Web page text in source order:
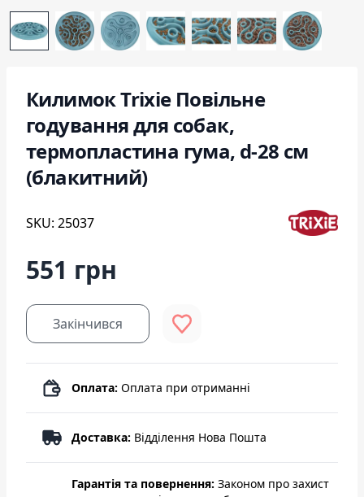
Килимок Trixie Повільне
годування для собак,
термопластина гума, d-28 см
(блакитний)
SKU: 25037
551 грн
Закінчився
Оплата: Оплата при отриманні
Доставка: Відділення Нова Пошта
Гарантія та повернення: Законом про захист